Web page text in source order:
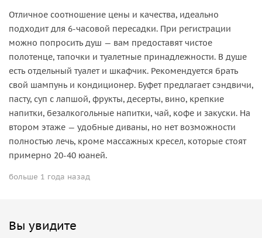
Отличное соотношение цены и качества, идеально
подходит для 6-часовой пересадки. При регистрации
можно попросить душ — вам предоставят чистое
полотенце, тапочки и туалетные принадлежности. В душе
есть отдельный туалет и шкафчик. Рекомендуется брать
свой шампунь и кондиционер. Буфет предлагает сэндвичи,
пасту, суп с лапшой, фрукты, десерты, вино, крепкие
напитки, безалкогольные напитки, чай, кофе и закуски. На
втором этаже — удобные диваны, но нет возможности
полностью лечь, кроме массажных кресел, которые стоят
примерно 20-40 юаней.
больше 1 года назад
Вы увидите